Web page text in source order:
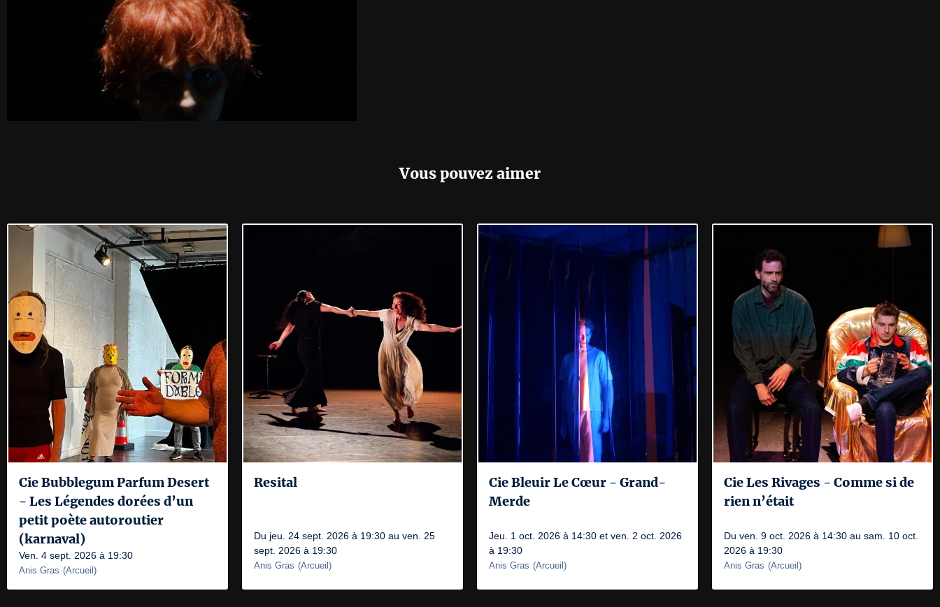
Vous pouvez aimer
Cie Bubblegum Parfum Desert
- Les Légendes dorées d’un
petit poète autoroutier
(karnaval)
Ven. 4 sept. 2026 à 19:30
Anis Gras (Arcueil )
Resital
Du jeu. 24 sept. 2026 à 19:30 au ven. 25
sept. 2026 à 19:30
Anis Gras (Arcueil )
Cie Bleuir Le Cœur - Grand-
Merde
Jeu. 1 oct. 2026 à 14:30 et ven. 2 oct. 2026
à 19:30
Anis Gras (Arcueil )
Cie Les Rivages - Comme si de
rien n’était
Du ven. 9 oct. 2026 à 14:30 au sam. 10 oct.
2026 à 19:30
Anis Gras (Arcueil )